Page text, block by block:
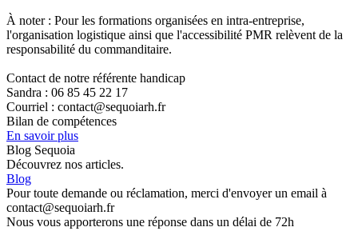
À noter : Pour les formations organisées en intra-entreprise,
l'organisation logistique ainsi que l'accessibilité PMR relèvent de la
responsabilité du commanditaire.
Contact de notre référente handicap
Sandra : 06 85 45 22 17
Courriel : contact@sequoiarh.fr
Bilan de compétences
En savoir plus
Blog Sequoia
Découvrez nos articles.
Blog
Pour toute demande ou réclamation, merci d'envoyer un email à
contact@sequoiarh.fr
Nous vous apporterons une réponse dans un délai de 72h